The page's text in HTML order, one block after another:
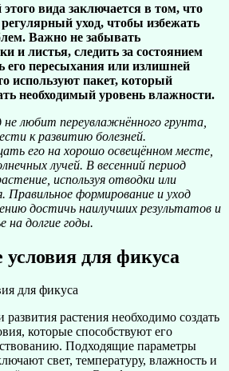
этого вида заключается в том, что
регулярный уход, чтобы избежать
Важно не забывать
и листья, следить за состоянием
его пересыхания или излишней
используют пакет, который
необходимый уровень влажности.
любит переувлажнённого грунта,
к развитию болезней.
его на хорошо освещённом месте,
лучей. В весенний период
используя отводки или
Правильное формирование и уход
достичь наилучших результатов и
на долгие годы.
для фикуса
растения необходимо создать
которые способствуют его
Подходящие параметры
свет, температуру, влажность и